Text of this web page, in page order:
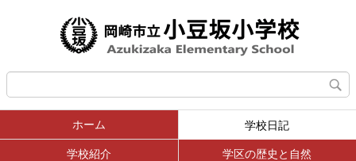
ホーム 学校日記
学校紹介 学区の歴史と自然